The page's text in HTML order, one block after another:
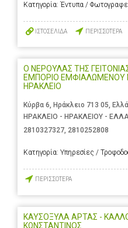
Κατηγορία: Έντυπα /
ΙΣΤΟΣΕΛΙΔΑ ΠΕΡΙΣΣΟΤΕΡΑ
Ο ΝΕΡΟΥΛΑΣ ΤΗΣ
ΕΜΠΟΡΙΟ ΕΜΦΙΑΛΩΜΕΝΟΥ
ΗΡΑΚΛΕΙΟ
Κύρβα 6, Ηράκλειο 713 05,
ΗΡΑΚΛΕΙΟ - ΗΡΑΚΛΕΙΟΥ -
2810327327, 2810252808
Κατηγορία: Υπηρεσίες /
ΠΕΡΙΣΣΟΤΕΡΑ
ΚΑΥΣΟΞΥΛΑ ΑΡΤΑΣ -
ΚΩΝΣΤΑΝΤΙΝΟΣ